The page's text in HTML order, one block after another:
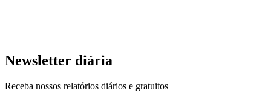
Newsletter diária
Receba nossos relatórios diários e gratuitos